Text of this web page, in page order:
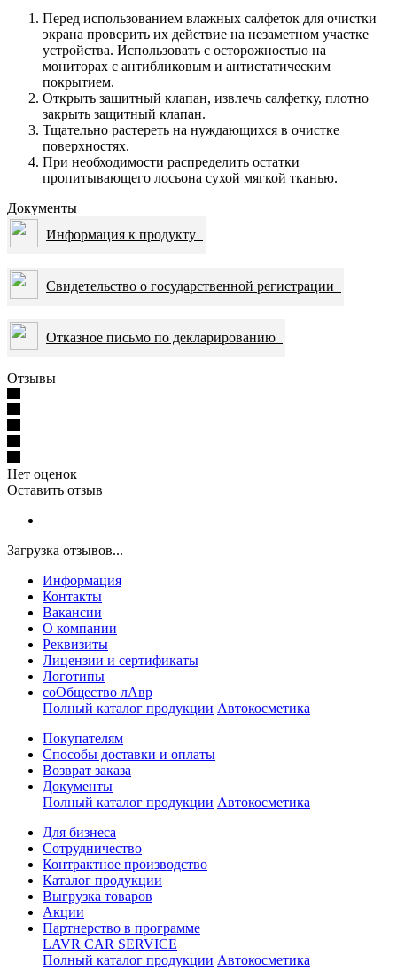
Перед использованием влажных салфеток для очистки
экрана проверить их действие на незаметном участке
устройства. Использовать с осторожностью на
мониторах с антибликовым и антистатическим
покрытием.
Открыть защитный клапан, извлечь салфетку, плотно
закрыть защитный клапан.
Тщательно растереть на нуждающихся в очистке
поверхностях.
При необходимости распределить остатки
пропитывающего лосьона сухой мягкой тканью.
Документы
Информация к продукту
Свидетельство о государственной регистрации
Отказное письмо по декларированию
Отзывы
Нет оценок
Оставить отзыв
Загрузка отзывов...
Информация
Контакты
Вакансии
О компании
Реквизиты
Лицензии и сертификаты
Логотипы
соОбщество лАвр
Полный каталог продукции Автокосметика
Покупателям
Способы доставки и оплаты
Возврат заказа
Документы
Полный каталог продукции Автокосметика
Для бизнеса
Сотрудничество
Контрактное производcтво
Каталог продукции
Выгрузка товаров
Акции
Партнерство в программе
LAVR CAR SERVICE
Полный каталог продукции Автокосметика